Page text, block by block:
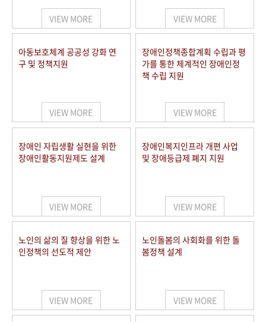
VIEW MORE VIEW MORE
아동보호체계 공공성 강화 연
구 및 정책지원
VIEW MORE
장애인정책종합계획 수립과 평
가를 통한 체계적인 장애인정
책 수립 지원
VIEW MORE
장애인 자립생활 실현을 위한
장애인활동지원제도 설계
VIEW MORE
장애인복지인프라 개편 사업
및 장애등급제 폐지 지원
VIEW MORE
노인의 삶의 질 향상을 위한 노
인정책의 선도적 제안
VIEW MORE
노인돌봄의 사회화를 위한 돌
봄정책 설계
VIEW MORE